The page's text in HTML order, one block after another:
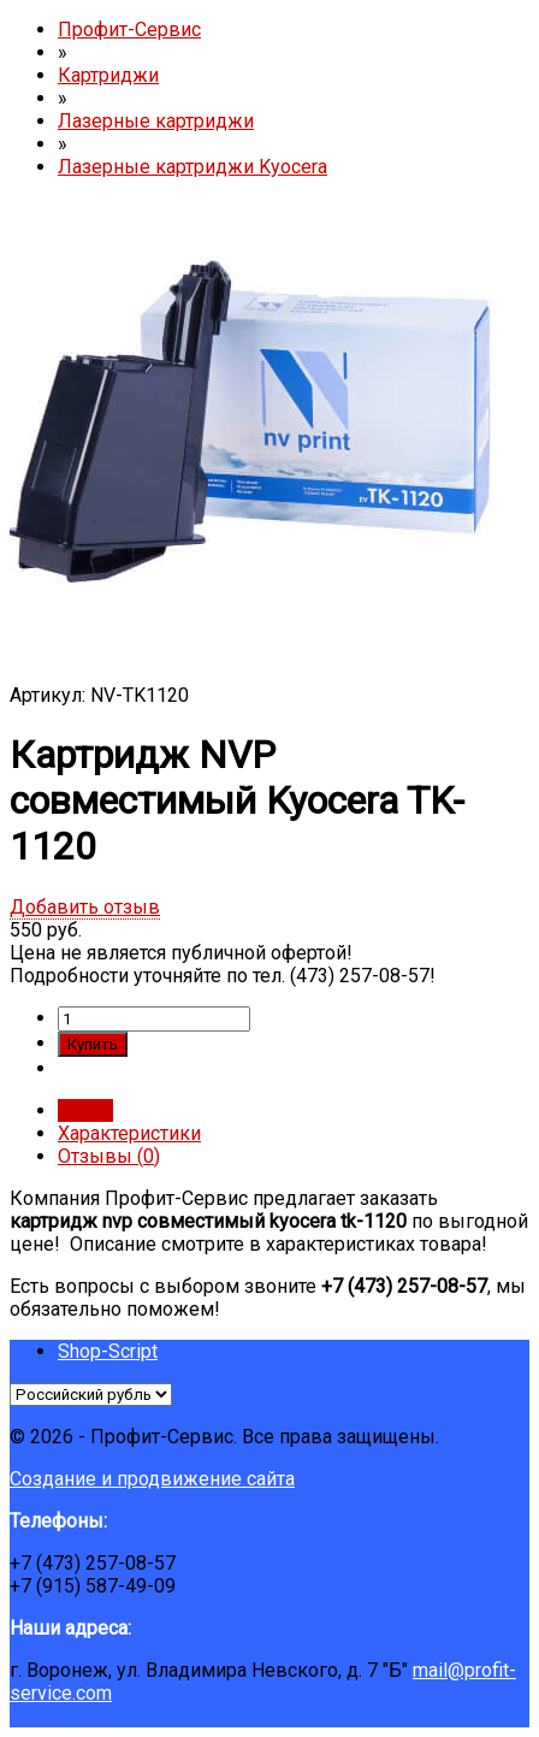
Профит-Сервис
»
Картриджи
»
Лазерные картриджи
»
Лазерные картриджи Kyocera
Артикул: NV-TK1120
Картридж NVP
совместимый Kyocera TK-
1120
Добавить отзыв
550 руб.
Цена не является публичной офертой!
Подробности уточняйте по тел. (473) 257-08-57!
Характеристики
Отзывы (0)
Компания Профит-Сервис предлагает заказать
картридж nvp совместимый kyocera tk-1120 по выгодной
цене! Описание смотрите в характеристиках товара!
Есть вопросы с выбором звоните +7 (473) 257-08-57, мы
обязательно поможем!
Shop-Script
© 2026 - Профит-Сервис. Все права защищены.
Создание и продвижение сайта
Телефоны:
+7 (473) 257-08-57
+7 (915) 587-49-09
Наши адреса:
г. Воронеж, ул. Владимира Невского, д. 7 "Б" mail@profit-
service.com